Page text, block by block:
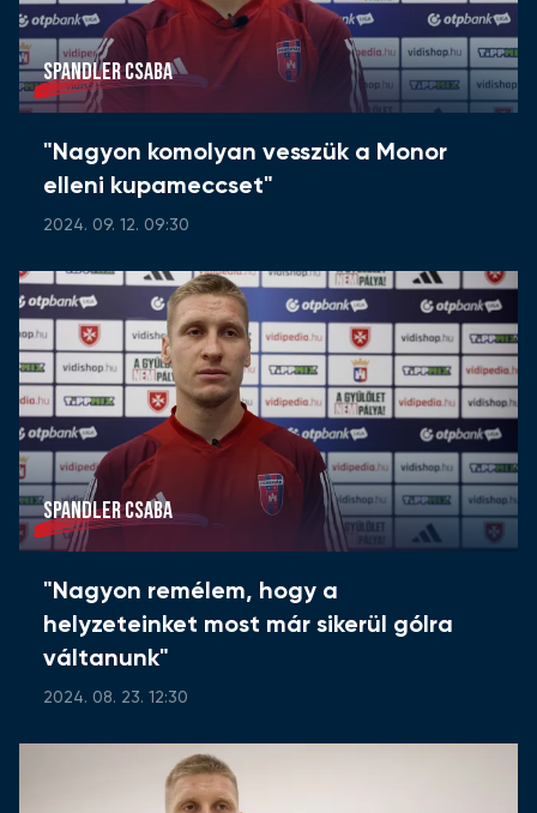
SPANDLER CSABA
"Nagyon komolyan vesszük a Monor
elleni kupameccset"
2024. 09. 12. 09:30
SPANDLER CSABA
"Nagyon remélem, hogy a
helyzeteinket most már sikerül gólra
váltanunk"
2024. 08. 23. 12:30